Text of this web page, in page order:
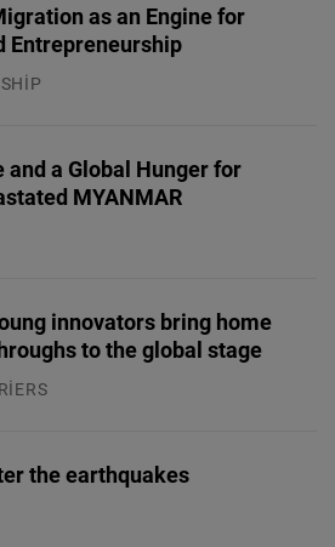
as an Engine for
Entrepreneurship
and a Global Hunger for
MYANMAR
innovators bring home
to the global stage
the earthquakes